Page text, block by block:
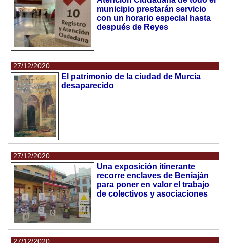
municipio prestarán servicio
con un horario especial hasta
después de Reyes
27/12/2020
El patrimonio de la ciudad de Murcia
desaparecido
27/12/2020
Una exposición itinerante
recorre enclaves de Beniaján
para poner en valor el trabajo
de colectivos y asociaciones
27/12/2020